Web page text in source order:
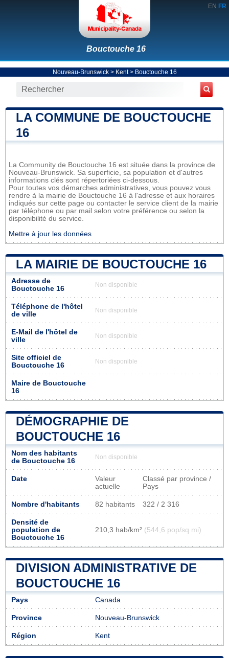
EN FR
Bouctouche 16
Nouveau-Brunswick> Kent> Bouctouche 16
LA COMMUNE DE BOUCTOUCHE
16
La Community de Bouctouche 16 est située dans la province de
Nouveau-Brunswick. Sa superficie, sa population et d'autres
informations clés sont répertoriées ci-dessous.
Pour toutes vos démarches administratives, vous pouvez vous
rendre à la mairie de Bouctouche 16 à l'adresse et aux horaires
indiqués sur cette page ou contacter le service client de la mairie
par téléphone ou par mail selon votre préférence ou selon la
disponibilité du service.
Mettre à jour les données
LA MAIRIE DE BOUCTOUCHE 16
Adresse de
Bouctouche 16
Non disponible
Téléphone de l'hôtel
de ville
Non disponible
E-Mail de l'hôtel de
ville
Non disponible
Site officiel de
Bouctouche 16
Non disponible
Maire de Bouctouche
16
DÉMOGRAPHIE DE
BOUCTOUCHE 16
Nom des habitants
de Bouctouche 16
Non disponible
Date
Valeur
actuelle
Classé par province /
Pays
Nombre d'habitants 82 habitants 322 / 2 316
Densité de
population de
Bouctouche 16
210,3 hab/km² (544,6 pop/sq mi)
DIVISION ADMINISTRATIVE DE
BOUCTOUCHE 16
Pays Canada
Province Nouveau-Brunswick
Région Kent